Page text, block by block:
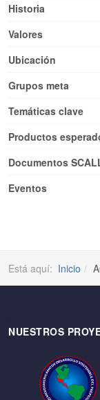
Historia
Valores
Ubicación
Grupos meta
Temáticas clave
Productos
Documentos
Eventos
Está aquí: Inicio
NUESTROS